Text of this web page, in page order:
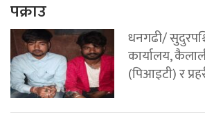
पक्राउ
धनगढी/
कार्यालय,
(पिआइटी) र